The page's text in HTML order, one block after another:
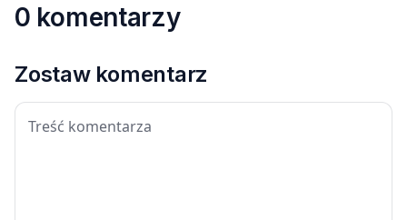
0 komentarzy
Zostaw komentarz